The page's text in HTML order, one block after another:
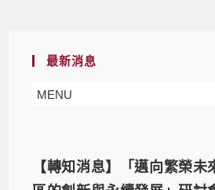
最新消息
MENU
【轉知消息】「邁向繁榮未